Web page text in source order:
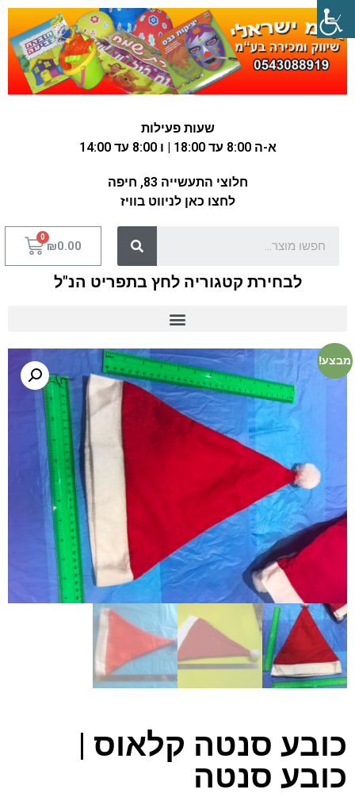
שעות פעילות
א-ה 8:00 עד 18:00 | ו 8:00 עד 14:00
חלוצי התעשייה 83, חיפה
לחצו כאן לניווט בוויז
₪0.00
לבחירת קטגוריה לחץ בתפריט הנ"ל
מבצע!
כובע סנטה קלאוס |
כובע סנטה